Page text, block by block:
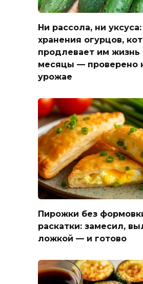
Ни рассола, ни
хранения огурцов,
продлевает им жизнь
месяцы — проверено
урожае
Пирожки без
раскатки: замесил,
ложкой — и готово